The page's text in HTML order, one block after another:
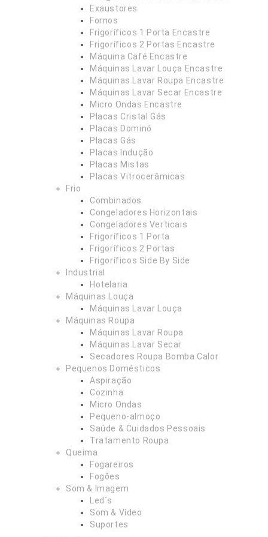
Exaustores
Fornos
Frigoríficos 1 Porta Encastre
Frigoríficos 2 Portas Encastre
Máquina Café Encastre
Máquinas Lavar Louça Encastre
Máquinas Lavar Roupa Encastre
Máquinas Lavar Secar Encastre
Micro Ondas Encastre
Placas Cristal Gás
Placas Dominó
Placas Gás
Placas Indução
Placas Mistas
Placas Vitrocerâmicas
Frio
Combinados
Congeladores Horizontais
Congeladores Verticais
Frigoríficos 1 Porta
Frigoríficos 2 Portas
Frigoríficos Side By Side
Industrial
Hotelaria
Máquinas Louça
Máquinas Lavar Louça
Máquinas Roupa
Máquinas Lavar Roupa
Máquinas Lavar Secar
Secadores Roupa Bomba Calor
Pequenos Domésticos
Aspiração
Cozinha
Micro Ondas
Pequeno-almoço
Saúde & Cuidados Pessoais
Tratamento Roupa
Queima
Fogareiros
Fogões
Som & Imagem
Led´s
Som & Vídeo
Suportes